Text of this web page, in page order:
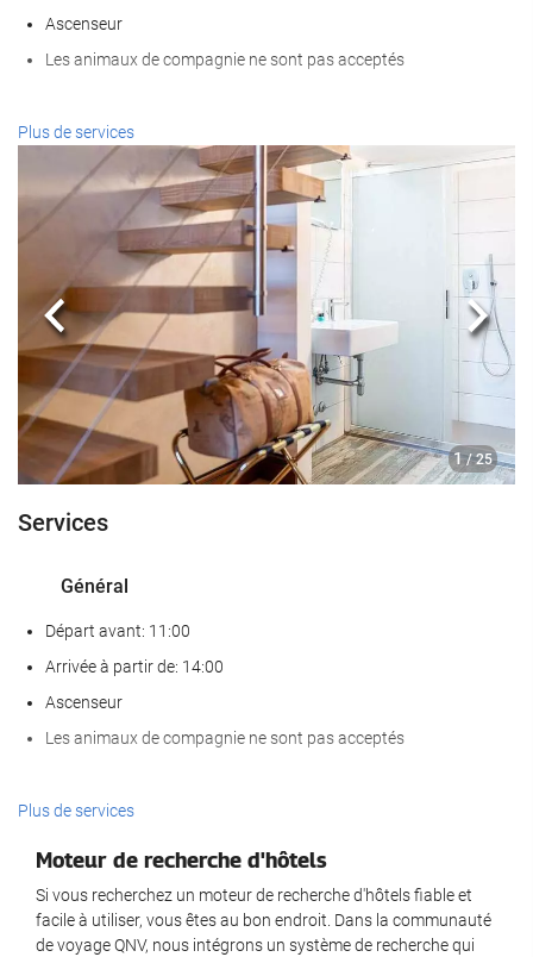
Ascenseur
Les animaux de compagnie ne sont pas acceptés
Services de réception
Réception ouverte 24h/24
Bagagerie
Nourriture et boissons
Bar
Internet
Wi-Fi gratuit
Plus de services
1 / 25
Précédent
Services
Général
Départ avant: 11:00
Arrivée à partir de: 14:00
Ascenseur
Les animaux de compagnie ne sont pas acceptés
Services de réception
Nourriture et boissons
Plus de services
Moteur de recherche d'hôtels
Si vous recherchez un moteur de recherche d'hôtels fiable et
facile à utiliser, vous êtes au bon endroit. Dans la communauté
de voyage QNV, nous intégrons un système de recherche qui